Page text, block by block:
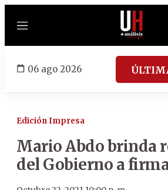
Menú
06 ago 2026
Edición Impresa
Mario Abdo brinda
del Gobierno a